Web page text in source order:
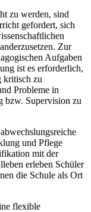
zu werden, sind
gefordert, sich
Zur
Aufgaben
ist es erforderlich,
kritisch zu
Probleme in
bzw. Supervision zu
und Pflege
mit der
erleben Schüler
die Schule als Ort
flexible